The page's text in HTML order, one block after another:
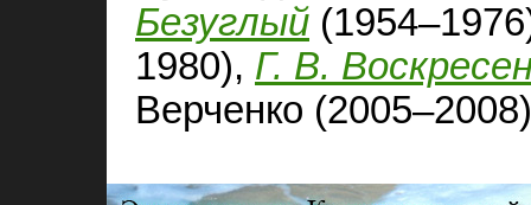
Безуглый
1980), Г. В.
Верченко